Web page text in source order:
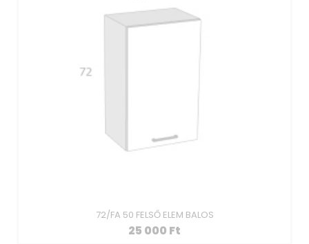
72/FA 50 FELSŐ ELEM BALOS
25 000 Ft